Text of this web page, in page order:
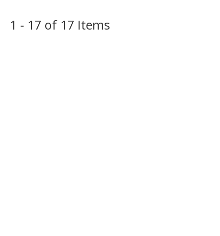
1 - 17 of 17 Items